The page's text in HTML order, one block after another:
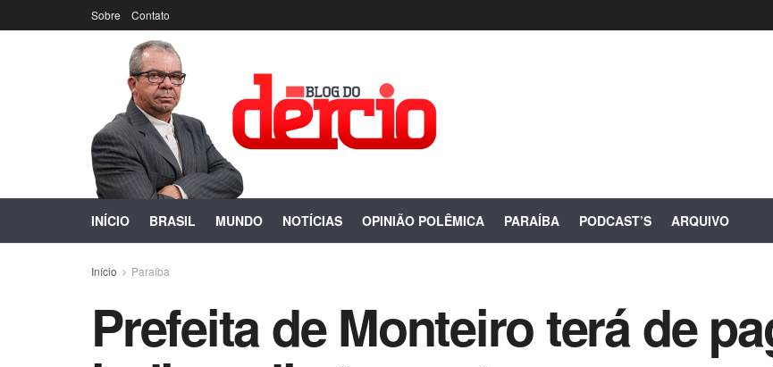
Sobre Contato
INÍCIO BRASIL MUNDO NOTÍCIAS OPINIÃO POLÊMICA PARAÍBA PODCAST’S ARQUIVO
Início Paraíba
Prefeita de Monteiro terá de